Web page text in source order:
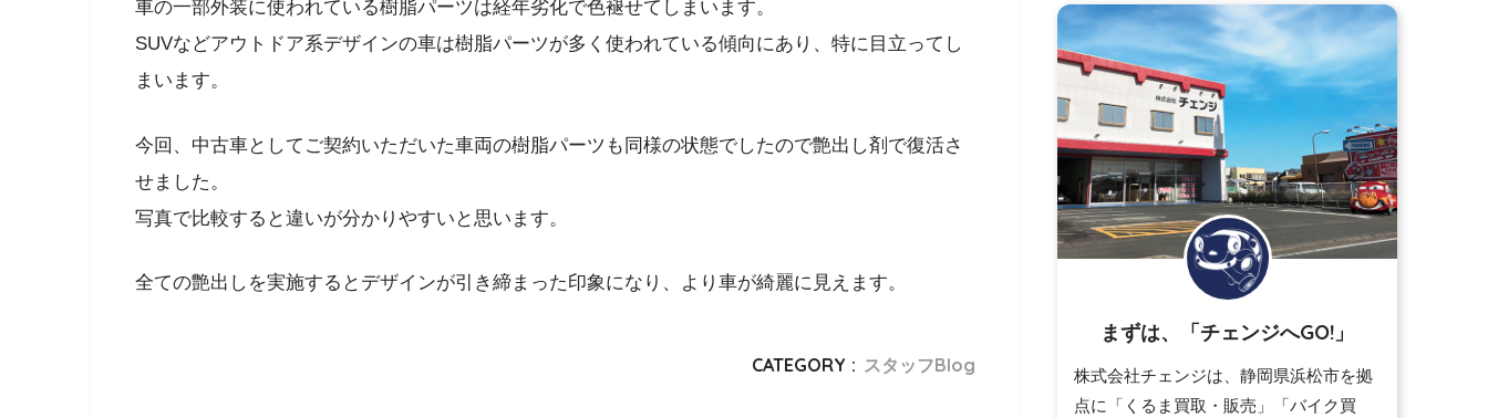
車の一部外装に使われている樹脂パーツは経年劣化で色褪せてしまいます。
SUVなどアウトドア系デザインの車は樹脂パーツが多く使われている傾向にあり、特に目立ってし
まいます。
今回、中古車としてご契約いただいた車両の樹脂パーツも同様の状態でしたので艶出し剤で復活さ
せました。
写真で比較すると違いが分かりやすいと思います。
全ての艶出しを実施するとデザインが引き締まった印象になり、より車が綺麗に見えます。
CATEGORY : スタッフBlog
まずは、「チェンジへGO!」
株式会社チェンジは、静岡県浜松市を拠
点に「くるま買取・販売」「バイク買